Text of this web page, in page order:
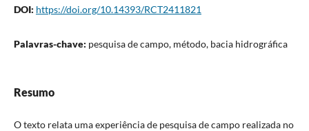
DOI: https://doi.org/10.14393/RCT2411821
Palavras-chave: pesquisa de campo, método, bacia hidrográfica
Resumo
O texto relata uma experiência de pesquisa de campo realizada no